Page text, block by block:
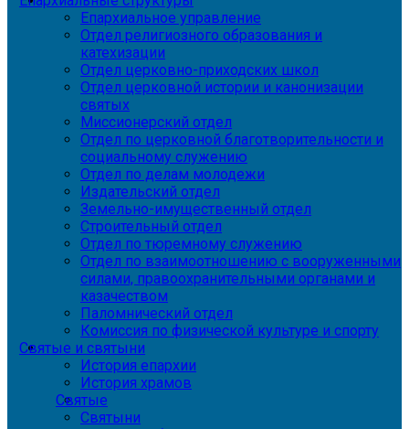
Епархиальное управление
Отдел религиозного образования и
катехизации
Отдел церковно-приходских школ
Отдел церковной истории и канонизации
святых
Миссионерский отдел
Отдел по церковной благотворительности и
социальному служению
Отдел по делам молодежи
Издательский отдел
Земельно-имущественный отдел
Строительный отдел
Отдел по тюремному служению
Отдел по взаимоотношению с вооруженными
силами, правоохранительными органами и
казачеством
Паломнический отдел
Комиссия по физической культуре и спорту
Святые и святыни
История епархии
История храмов
Святые
Святыни